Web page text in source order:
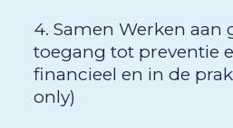
4. Samen Werken aan
toegang tot preventie
financieel en in de
only)